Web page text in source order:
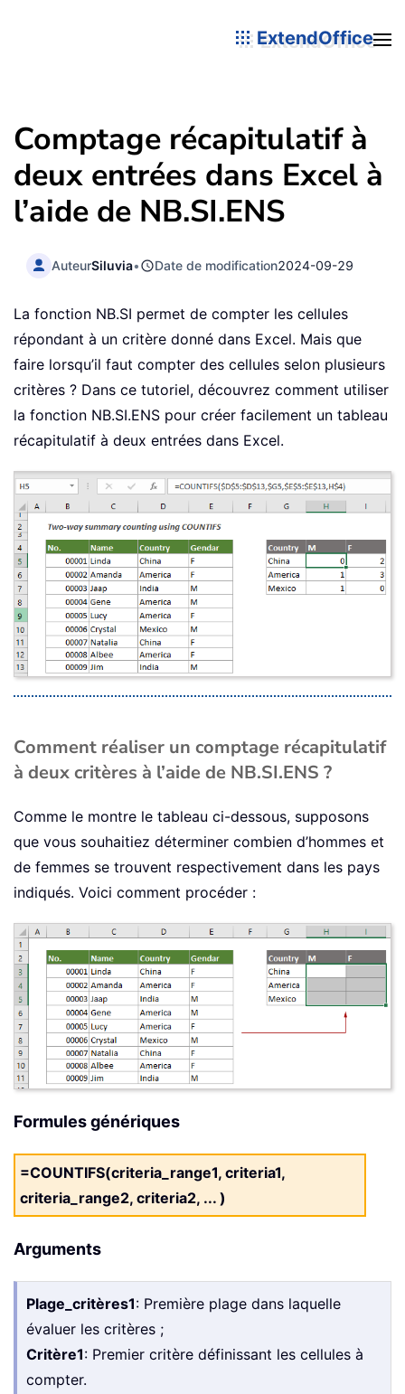
ExtendOffice
Comptage récapitulatif à
deux entrées dans Excel à
l’aide de NB.SI.ENS
AuteurSiluvia• Date de modification2024-09-29
La fonction NB.SI permet de compter les cellules
répondant à un critère donné dans Excel. Mais que
faire lorsqu’il faut compter des cellules selon plusieurs
critères ? Dans ce tutoriel, découvrez comment utiliser
la fonction NB.SI.ENS pour créer facilement un tableau
récapitulatif à deux entrées dans Excel.
Comment réaliser un comptage récapitulatif
à deux critères à l’aide de NB.SI.ENS ?
Comme le montre le tableau ci-dessous, supposons
que vous souhaitiez déterminer combien d’hommes et
de femmes se trouvent respectivement dans les pays
indiqués. Voici comment procéder :
Formules génériques
=COUNTIFS(criteria_range1, criteria1,
criteria_range2, criteria2, ... )
Arguments
Plage_critères1: Première plage dans laquelle
évaluer les critères ;
Critère1: Premier critère définissant les cellules à
compter.